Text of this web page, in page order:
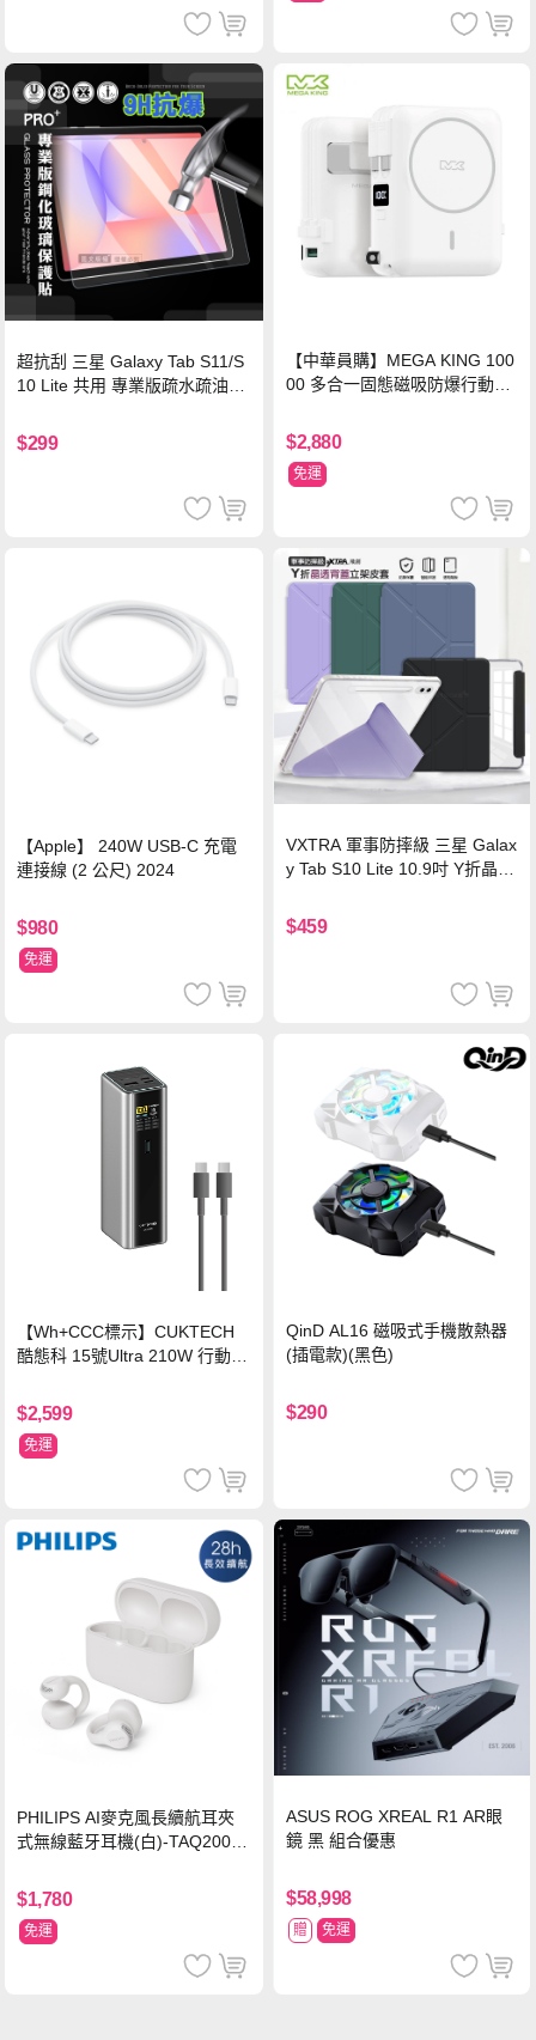
超抗刮 三星 Galaxy Tab S11/S
10 Lite 共用 專業版疏水疏油9H
$299
【中華員購】MEGA KING 100
00 多合一固態磁吸防爆行動電
$2,880
免運
【Apple】 240W USB-C 充電
連接線 (2 公尺) 2024
$980
免運
VXTRA 軍事防摔級 三星 Galax
y Tab S10 Lite 10.9吋 Y折晶透
$459
【Wh+CCC標示】CUKTECH
酷態科 15號Ultra 210W 行動電
$2,599
免運
QinD AL16 磁吸式手機散熱器
(插電款)(黑色)
$290
PHILIPS AI麥克風長續航耳夾
式無線藍牙耳機(白)-TAQ2000
$1,780
免運
ASUS ROG XREAL R1 AR眼
鏡 黑 組合優惠
$58,998
贈 免運